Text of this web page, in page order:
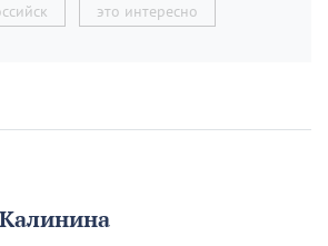
это интересно